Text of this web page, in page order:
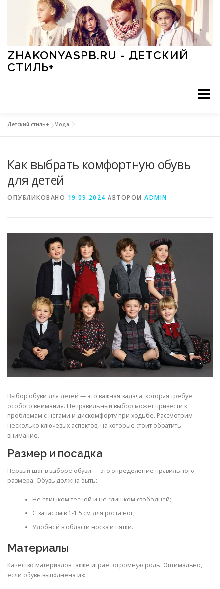
Перейти к содержимому
ZHAKONYASPB.RU - ДЕТСКИЙ
СТИЛЬ+
Меню
ПРАЗДНИКИ СТИЛЬ СТАТЬИ
Детский стиль+ »Мода
Как выбрать комфортную обувь
для детей
ОПУБЛИКОВАНО 19.09.2024 АВТОРОМ ADMIN
Выбор обуви для детей — это важная задача, которая требует
особого внимания. Неправильный выбор может привести к
проблемам с ногами и дискомфорту при ходьбе. Рассмотрим
несколько ключевых аспектов, на которые стоит обратить
внимание.
Размер и посадка
Первый шаг в выборе обуви — это определение правильного
размера. Обувь должна быть:
Не слишком тесной и не слишком свободной;
С запасом в 1-1.5 см для роста ног;
Удобной в области носка и пятки.
Материалы
Качество материалов также играет огромную роль. Оптимально,
если обувь выполнена из: